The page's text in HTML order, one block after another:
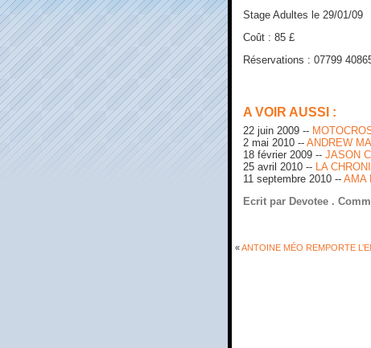
Stage Adultes le 29/01/09
Coût : 85 £
Réservations : 07799
A VOIR AUSSI :
22 juin 2009 --
2 mai 2010 -- ANDREW
18 février 2009 -- JASON
25 avril 2010 -- LA
11 septembre 2010 -- AMA
Ecrit par Devotee .
«ANTOINE MÉO REMPORTE